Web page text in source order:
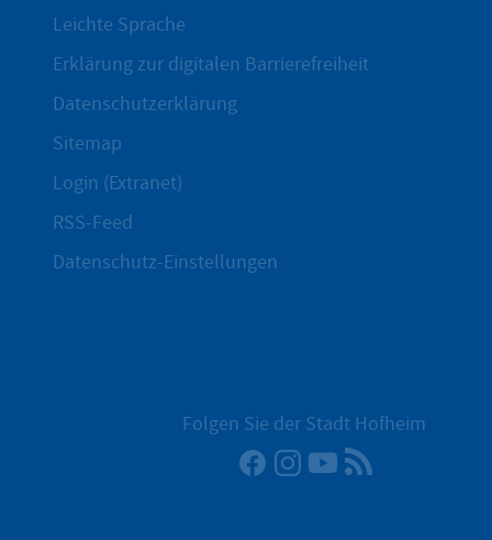
Leichte Sprache
Erklärung zur digitalen Barrierefreiheit
Datenschutzerklärung
Sitemap
Login (Extranet)
RSS-Feed
Datenschutz-Einstellungen
Folgen Sie der Stadt Hofheim
Facebook
Instagram
YouTube